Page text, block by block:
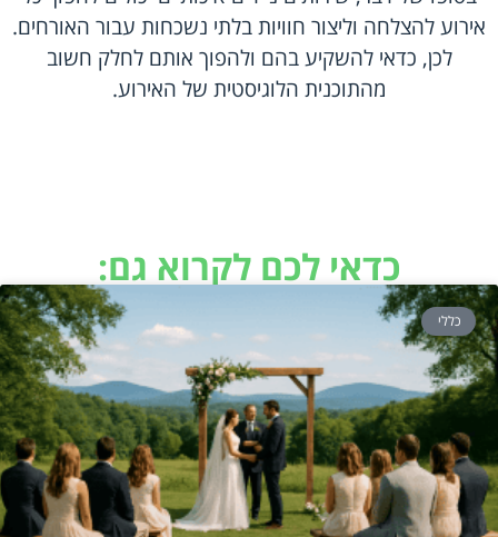
אירוע להצלחה וליצור חוויות בלתי נשכחות עבור האורחים.
לכן, כדאי להשקיע בהם ולהפוך אותם לחלק חשוב
מהתוכנית הלוגיסטית של האירוע.
כדאי לכם לקרוא גם:
כללי